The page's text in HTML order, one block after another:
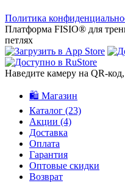
Политика
Платформа FISIO® для
петлях
Наведите камеру на
🛍️ Магазин
Каталог (23)
Акции (4)
Доставка
Оплата
Гарантия
Оптовые скидки
Возврат